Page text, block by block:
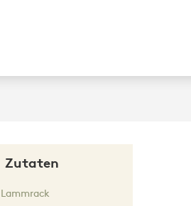
Zutaten
Lammrack